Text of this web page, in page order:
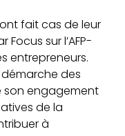
fait cas de leur
sur l’AFP-
entrepreneurs.
démarche des
son engagement
de la
à